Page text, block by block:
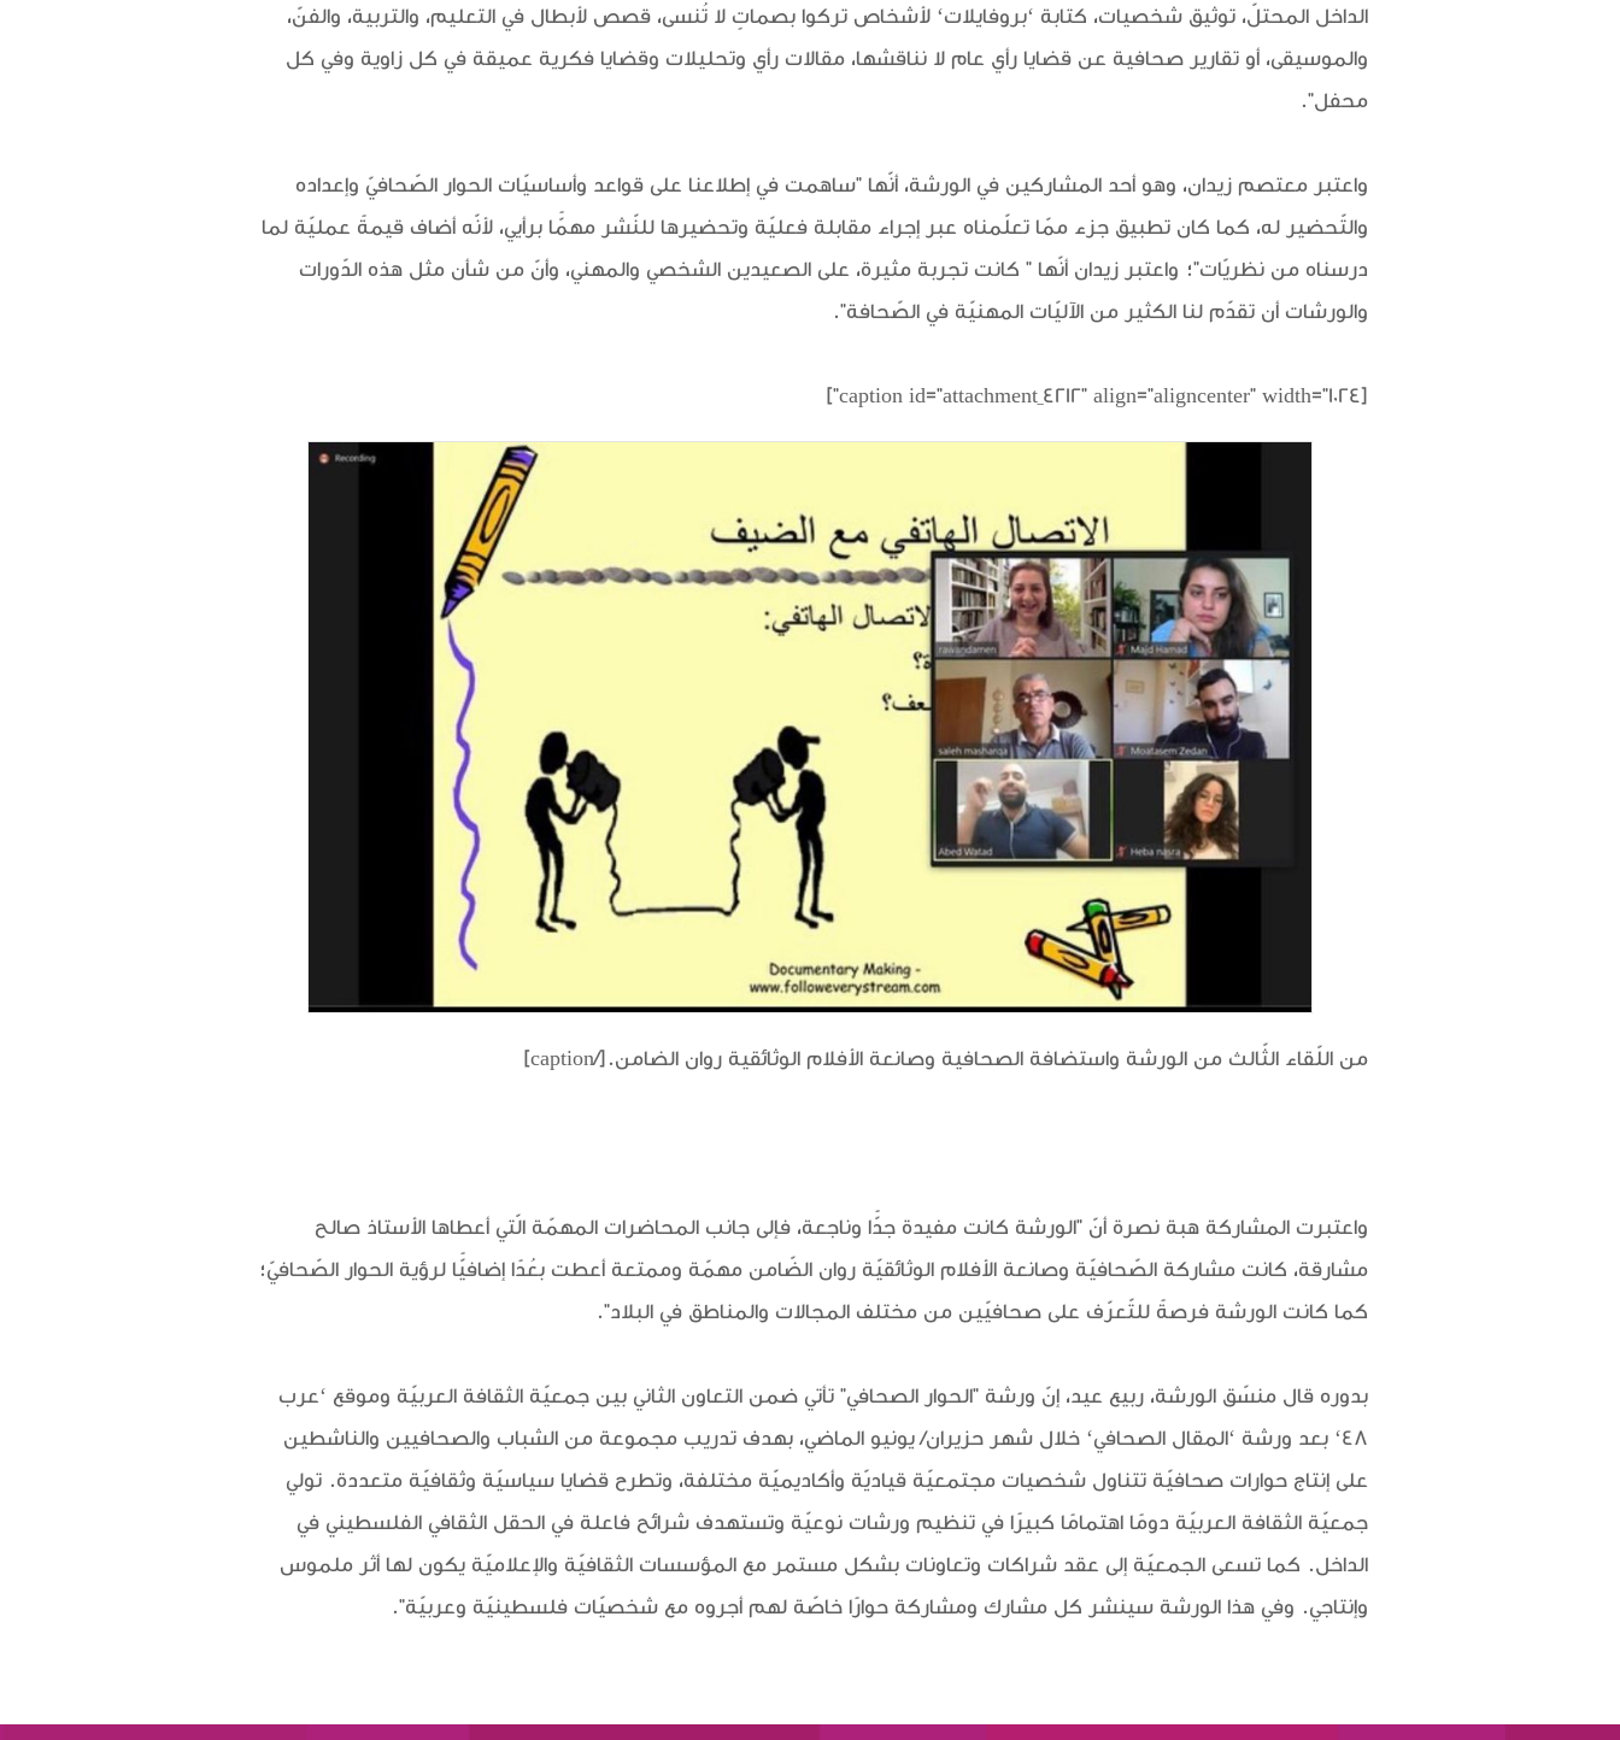
الداخل المحتلّ، توثيق شخصيات، كتابة ‘بروفايلات‘ لأشخاص تركوا بصماتٍ لا تُنسى، قصص لأبطال في التعليم، والتربية، والفنّ،
والموسيقى، أو تقارير صحافية عن قضايا رأي عام لا نناقشها، مقالات رأي وتحليلات وقضايا فكرية عميقة في كل زاوية وفي كل
محفل".
واعتبر معتصم زيدان، وهو أحد المشاركين في الورشة، أنّها "ساهمت في إطلاعنا على قواعد وأساسيّات الحوار الصّحافيّ وإعداده
والتّحضير له، كما كان تطبيق جزء ممّا تعلّمناه عبر إجراء مقابلة فعليّة وتحضيرها للنّشر مهمًّا برأيي، لأنّه أضاف قيمةً عمليّة لما
درسناه من نظريّات"؛ واعتبر زيدان أنّها " كانت تجربة مثيرة، على الصعيدين الشخصي والمهني، وأنّ من شأن مثل هذه الدّورات
والورشات أن تقدّم لنا الكثير من الآليّات المهنيّة في الصّحافة".
[caption id="attachment_4212" align="aligncenter" width="1024"]
من اللّقاء الثّالث من الورشة واستضافة الصحافية وصانعة الأفلام الوثائقية روان الضامن.[/caption]
واعتبرت المشاركة هبة نصرة أنّ "الورشة كانت مفيدة جدًّا وناجعة، فإلى جانب المحاضرات المهمّة الّتي أعطاها الأستاذ صالح
مشارقة، كانت مشاركة الصّحافيّة وصانعة الأفلام الوثائقيّة روان الضّامن مهمّة وممتعة أعطت بعُدًا إضافيًّا لرؤية الحوار الصّحافيّ؛
كما كانت الورشة فرصةً للتّعرّف على صحافيّين من مختلف المجالات والمناطق في البلاد".
بدوره قال منسّق الورشة، ربيع عيد، إنّ ورشة "الحوار الصحافي" تأتي ضمن التعاون الثاني بين جمعيّة الثقافة العربيّة وموقع ‘عرب
48‘ بعد ورشة ‘المقال الصحافي‘ خلال شهر حزيران/ يونيو الماضي، بهدف تدريب مجموعة من الشباب والصحافيين والناشطين
على إنتاج حوارات صحافيّة تتناول شخصيات مجتمعيّة قياديّة وأكاديميّة مختلفة، وتطرح قضايا سياسيّة وثقافيّة متعددة. تولي
جمعيّة الثقافة العربيّة دومًا اهتمامًا كبيرًا في تنظيم ورشات نوعيّة وتستهدف شرائح فاعلة في الحقل الثقافي الفلسطيني في
الداخل. كما تسعى الجمعيّة إلى عقد شراكات وتعاونات بشكل مستمر مع المؤسسات الثقافيّة والإعلاميّة يكون لها أثر ملموس
وإنتاجي. وفي هذا الورشة سينشر كل مشارك ومشاركة حوارًا خاصّة لهم أجروه مع شخصيّات فلسطينيّة وعربيّة".